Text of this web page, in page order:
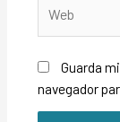
Guarda
navegador